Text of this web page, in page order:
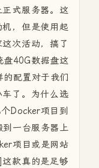
式服务器。这
，但是使用起
次活动，搞了
盘40G数据盘这
配置对于我们
了。为什么选
Docker项目到
一台服务器上
项目或是网站
款真的是足够